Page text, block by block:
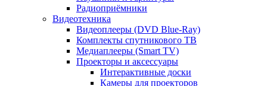
Радиоприёмники
Видеотехника
Видеоплееры (DVD Blue-Ray)
Комплекты спутникового ТВ
Медиаплееры (Smart TV)
Проекторы и аксессуары
Интерактивные доски
Камеры для проекторов